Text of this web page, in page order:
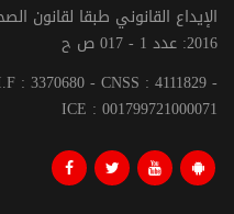
2016: عدد 1 - 017 ص ح
: 3370680 - CNSS : 4111829 -
ICE : 001799721000071